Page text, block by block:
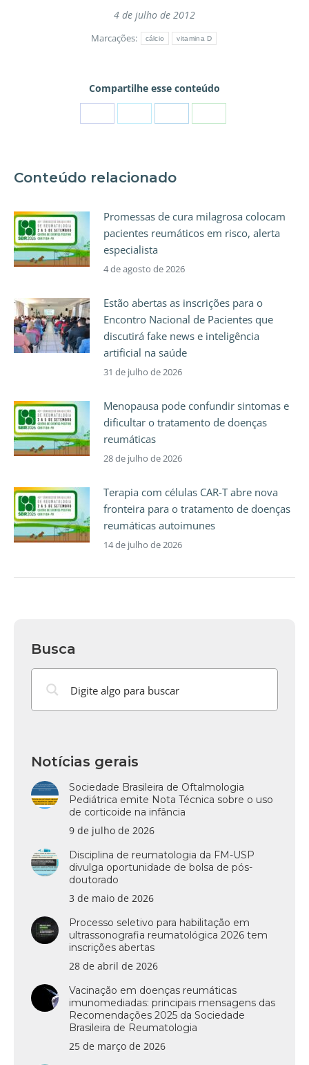
4 de julho de 2012
Marcações: cálcio vitamina D
Compartilhe esse conteúdo
Conteúdo relacionado
Promessas de cura milagrosa colocam
pacientes reumáticos em risco, alerta
especialista
4 de agosto de 2026
Estão abertas as inscrições para o
Encontro Nacional de Pacientes que
discutirá fake news e inteligência
artificial na saúde
31 de julho de 2026
Menopausa pode confundir sintomas e
dificultar o tratamento de doenças
reumáticas
28 de julho de 2026
Terapia com células CAR-T abre nova
fronteira para o tratamento de doenças
reumáticas autoimunes
14 de julho de 2026
Busca
Notícias gerais
Sociedade Brasileira de Oftalmologia
Pediátrica emite Nota Técnica sobre o uso
de corticoide na infância
9 de julho de 2026
Disciplina de reumatologia da FM-USP
divulga oportunidade de bolsa de pós-
doutorado
3 de maio de 2026
Processo seletivo para habilitação em
ultrassonografia reumatológica 2026 tem
inscrições abertas
28 de abril de 2026
Vacinação em doenças reumáticas
imunomediadas: principais mensagens das
Recomendações 2025 da Sociedade
Brasileira de Reumatologia
25 de março de 2026